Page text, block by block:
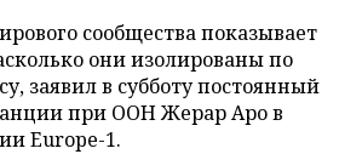
сообщества показывает
они изолированы по
заявил в субботу постоянный
при ООН Жерар Аро в
Europe-1.